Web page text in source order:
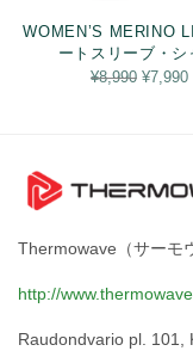
WOMEN’S MERINO
ートスリーブ・シ
¥8,990 元の価
¥7,990
Thermowave（サーモ
http://
Raudondvario pl. 101,